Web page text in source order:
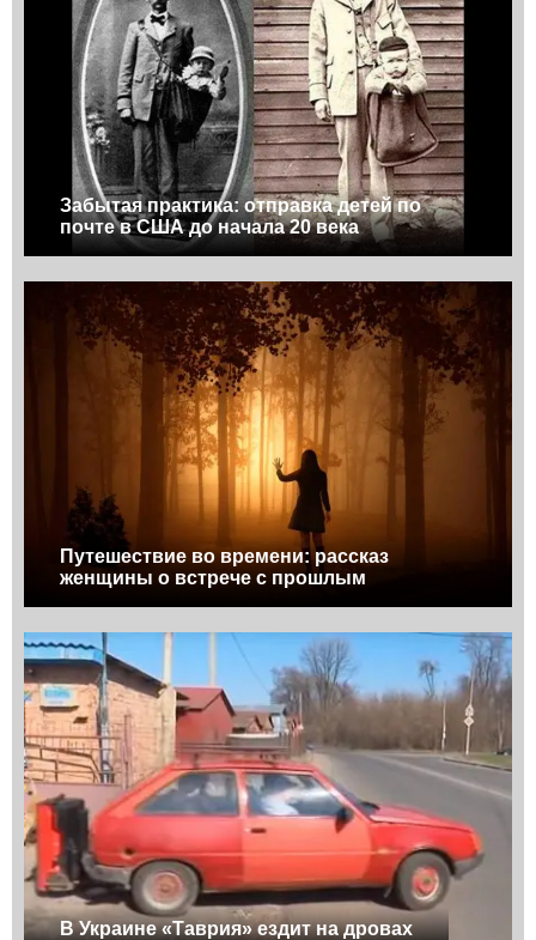
Забытая практика: отправка детей по
почте в США до начала 20 века
Путешествие во времени: рассказ
женщины о встрече с прошлым
В Украине «Таврия» ездит на дровах